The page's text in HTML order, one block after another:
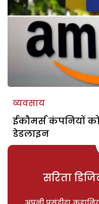
व्यवसाय
ईकौमर्स कंपनियों
डेडलाइन
सरिता